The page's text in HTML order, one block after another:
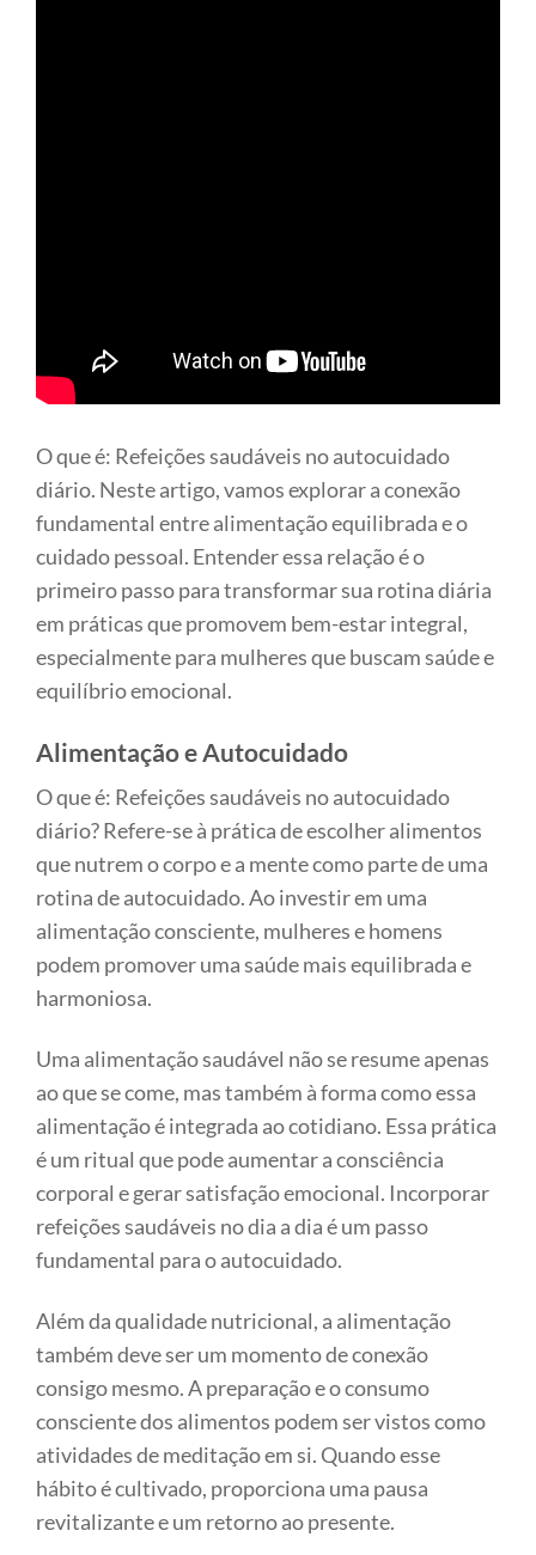
O que é: Refeições saudáveis no autocuidado
diário. Neste artigo, vamos explorar a conexão
fundamental entre alimentação equilibrada e o
cuidado pessoal. Entender essa relação é o
primeiro passo para transformar sua rotina diária
em práticas que promovem bem-estar integral,
especialmente para mulheres que buscam saúde e
equilíbrio emocional.
Alimentação e Autocuidado
O que é: Refeições saudáveis no autocuidado
diário? Refere-se à prática de escolher alimentos
que nutrem o corpo e a mente como parte de uma
rotina de autocuidado. Ao investir em uma
alimentação consciente, mulheres e homens
podem promover uma saúde mais equilibrada e
harmoniosa.
Uma alimentação saudável não se resume apenas
ao que se come, mas também à forma como essa
alimentação é integrada ao cotidiano. Essa prática
é um ritual que pode aumentar a consciência
corporal e gerar satisfação emocional. Incorporar
refeições saudáveis no dia a dia é um passo
fundamental para o autocuidado.
Além da qualidade nutricional, a alimentação
também deve ser um momento de conexão
consigo mesmo. A preparação e o consumo
consciente dos alimentos podem ser vistos como
atividades de meditação em si. Quando esse
hábito é cultivado, proporciona uma pausa
revitalizante e um retorno ao presente.